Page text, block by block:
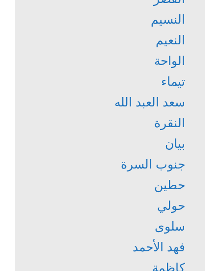
النسيم
النعيم
الواحة
تيماء
سعد العبد الله
النقرة
بيان
جنوب السرة
حطين
حولي
سلوى
فهد الأحمد
كاظمة